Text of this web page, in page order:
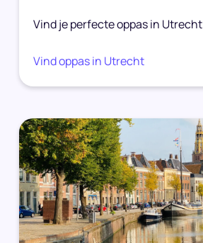
Vind je perfecte oppas in Utrecht
Vind oppas in Utrecht